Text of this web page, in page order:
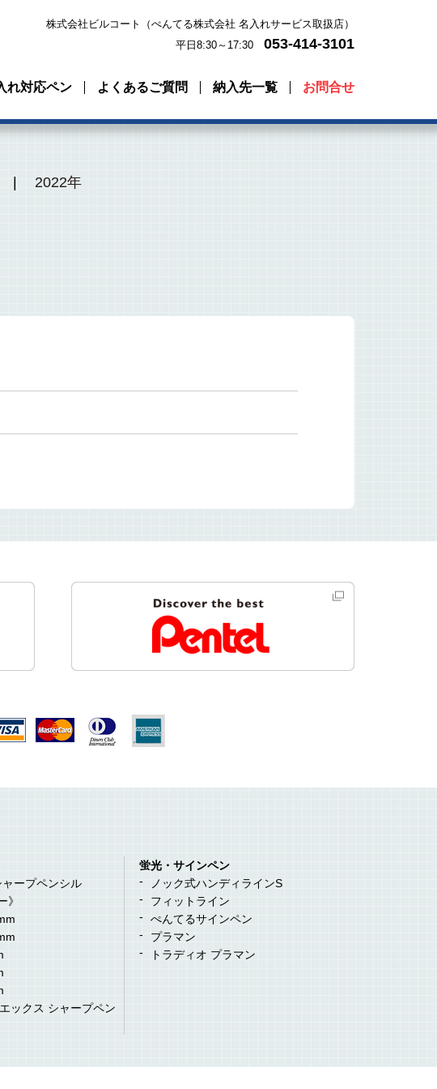
株式会社ビルコート（ぺんてる株式会社 名入れサービス取扱店）
平日8:30～17:30 053-414-3101
れ対応ペン よくあるご質問 納入先一覧 お問合せ
2022年
ープペンシル
》
ックス シャープペン
蛍光・サインペン
ノック式ハンディラインS
フィットライン
ぺんてるサインペン
プラマン
トラディオ プラマン